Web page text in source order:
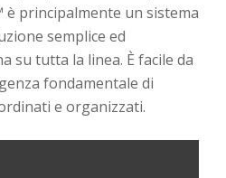
principalmente un sistema
semplice ed
su tutta la linea. È facile da
fondamentale di
e organizzati.